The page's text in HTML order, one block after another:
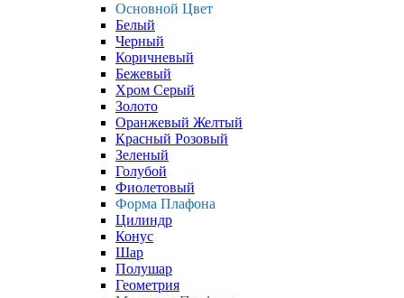
Основной Цвет
Белый
Черный
Коричневый
Бежевый
Хром Серый
Золото
Оранжевый Желтый
Красный Розовый
Зеленый
Голубой
Фиолетовый
Форма Плафона
Цилиндр
Конус
Шар
Полушар
Геометрия